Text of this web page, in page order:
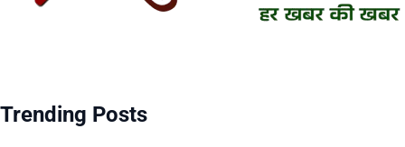
Trending Posts